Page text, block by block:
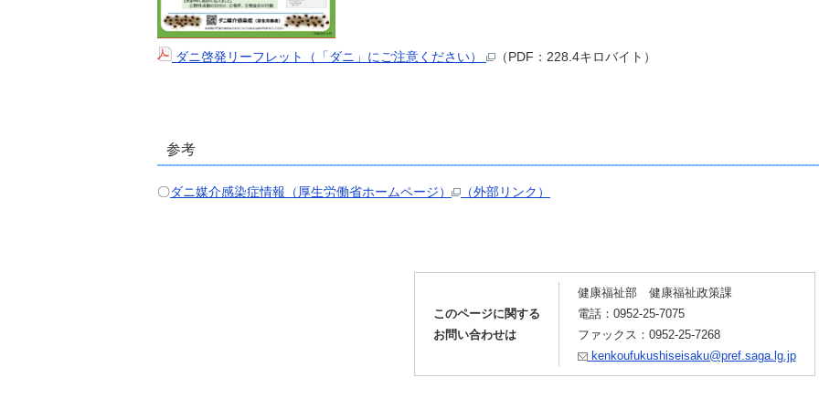
ダニ啓発リーフレット（「ダニ」にご注意ください） （PDF：228.4キロバイト）
参考
〇ダニ媒介感染症情報（厚生労働省ホームページ） （外部リンク）
このページに関する
お問い合わせは
健康福祉部 健康福祉政策課
電話：0952-25-7075
ファックス：0952-25-7268
kenkoufukushiseisaku@pref.saga.lg.jp